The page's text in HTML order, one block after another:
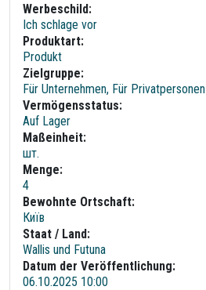
Werbeschild:
Ich schlage vor
Produktart:
Produkt
Zielgruppe:
Für Unternehmen, Für Privatpersonen
Vermögensstatus:
Auf Lager
Maßeinheit:
шт.
Menge:
4
Bewohnte Ortschaft:
Київ
Staat / Land:
Wallis und Futuna
Datum der Veröffentlichung:
06.10.2025 10:00